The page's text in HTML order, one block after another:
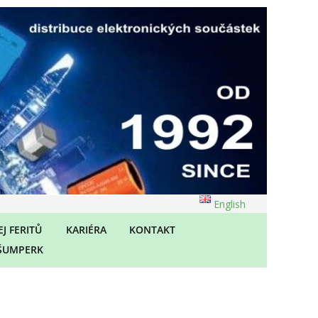
English
FERITŮ
KARIÉRA KONTAKT